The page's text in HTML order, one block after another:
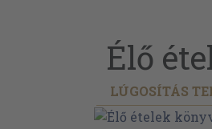
Élő
LÚGOSÍTÁS